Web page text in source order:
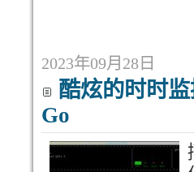
2023年09月28日
酷炫的时时
Go